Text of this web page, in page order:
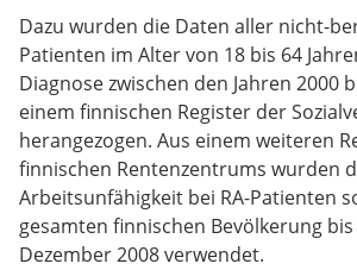
Dazu wurden die Daten aller nicht-
Patienten im Alter von 18 bis 64
Diagnose zwischen den Jahren 2000
einem finnischen Register der
herangezogen. Aus einem weiteren
finnischen Rentenzentrums wurden
Arbeitsunfähigkeit bei RA-Patienten
gesamten finnischen Bevölkerung bis
Dezember 2008 verwendet.